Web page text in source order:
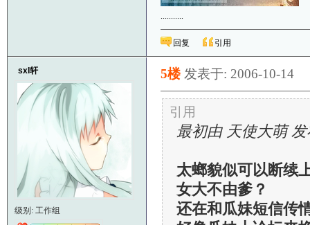
...........
回复 引用
sxl轩
级别: 工作组
5楼 发表于: 2006-10-14
引用
最初由 天使大萌 发
太螂貌似可以断续
女大不由爹？
还在和瓜妹短信传